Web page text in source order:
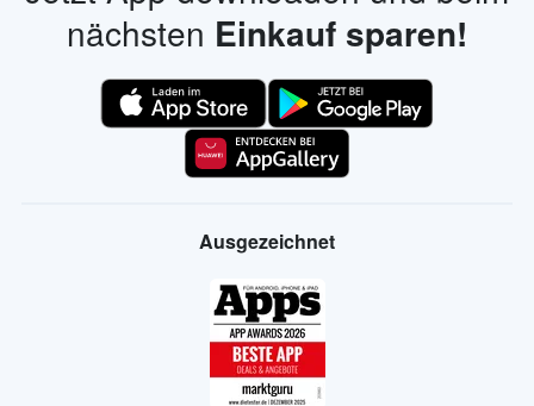
nächsten Einkauf sparen!
Ausgezeichnet